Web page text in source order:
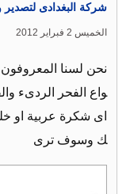
شركة البغدادى
الخميس 2 فبراير 2012
نحن لسنا
واع الفحر الردىء
اى شكرة عربية او
ك وسوف ترى